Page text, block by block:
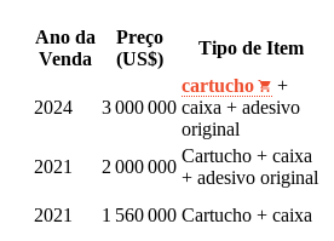
Ano da
Venda
Preço
(US$)
Tipo de Item
2024 3 000 000
cartucho
+
caixa + adesivo
original
2021 2 000 000
Cartucho + caixa
+ adesivo original
2021 1 560 000 Cartucho + caixa